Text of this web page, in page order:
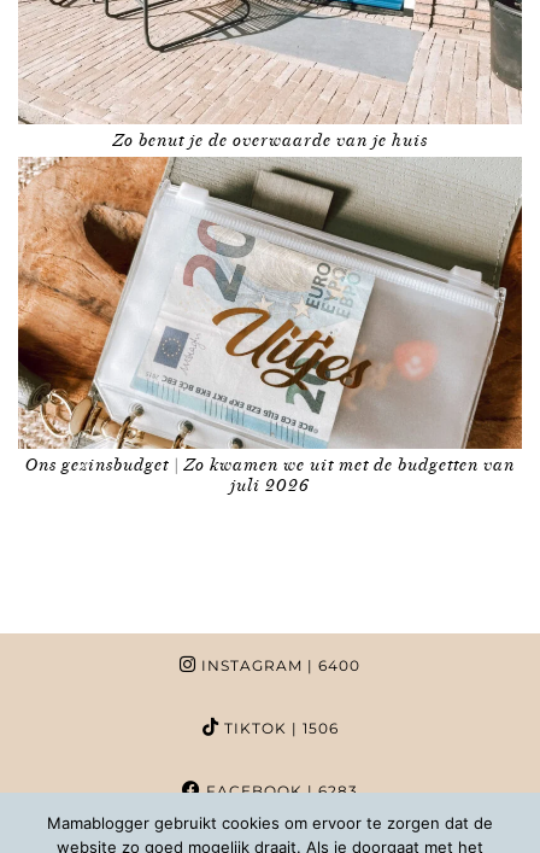
Zo benut je de overwaarde van je huis
Ons gezinsbudget | Zo kwamen we uit met de budgetten van
juli 2026
INSTAGRAM | 6400
TIKTOK | 1506
FACEBOOK| 6283
Mamablogger gebruikt cookies om ervoor te zorgen dat de
website zo goed mogelijk draait. Als je doorgaat met het